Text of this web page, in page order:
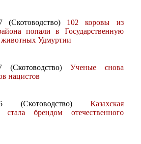
(Скотоводство) 102 коровы из
попали в Государственную
Удмуртии
(Скотоводство) Ученые снова
нацистов
(Скотоводство) Казахская
стала брендом отечественного